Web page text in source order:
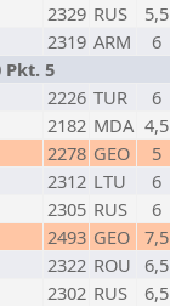
2329 RUS
5,5
2319 ARM
6
Pkt. 5
2226 TUR
6
2182 MDA 4,5
2278 GEO
5
2312 LTU
6
2305 RUS
6
2493 GEO 7,5
2322 ROU
6,5
2302 RUS
6,5